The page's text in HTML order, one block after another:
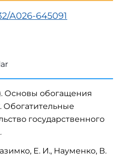
A026-645091
Основы обогащения
Обогатительные
государственного
Е. И., Науменко, В.